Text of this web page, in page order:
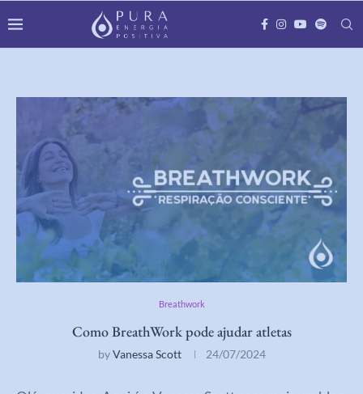
Breathwork
Como BreathWork pode ajudar atletas
byVanessa Scott 24/07/2024